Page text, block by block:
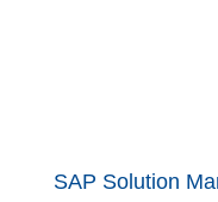
SAP Solution